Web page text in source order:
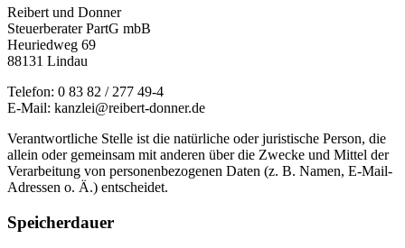
Reibert und Donner
Steuerberater PartG mbB
Heuriedweg 69
88131 Lindau
Telefon: 0 83 82 / 277 49-4
E-Mail: kanzlei@reibert-donner.de
Verantwortliche Stelle ist die natürliche oder juristische Person, die
allein oder gemeinsam mit anderen über die Zwecke und Mittel der
Verarbeitung von personenbezogenen Daten (z. B. Namen, E-Mail-
Adressen o. Ä.) entscheidet.
Speicherdauer